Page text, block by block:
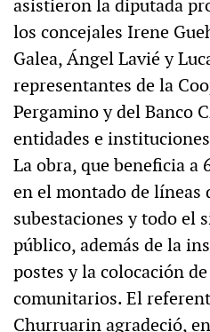
asistieron la diputada
los concejales Irene
Galea, Ángel Lavié y
representantes de la
Pergamino y del Banco
entidades e
La obra, que beneficia
en el montado de líneas
subestaciones y todo el
público, además de la
postes y la colocación
comunitarios. El
Churruarin agradeció,